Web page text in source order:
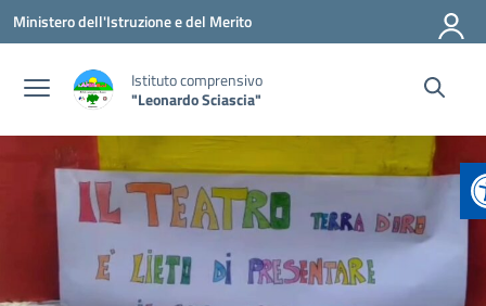
Vai ai contenuti
Vai al menu di navigazione
Vai al footer
Ministero dell'Istruzione e del Merito
Istituto comprensivo
"Leonardo Sciascia"